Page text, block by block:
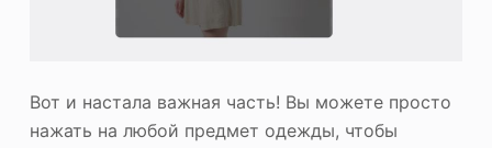
Вот и настала важная часть! Вы можете просто
нажать на любой предмет одежды, чтобы